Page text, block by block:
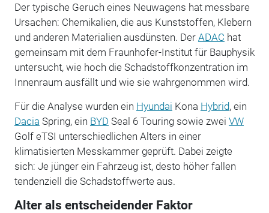
Der typische Geruch eines Neuwagens hat messbare
Ursachen: Chemikalien, die aus Kunststoffen, Klebern
und anderen Materialien ausdünsten. Der ADAC hat
gemeinsam mit dem Fraunhofer-Institut für Bauphysik
untersucht, wie hoch die Schadstoffkonzentration im
Innenraum ausfällt und wie sie wahrgenommen wird.
Für die Analyse wurden ein Hyundai Kona Hybrid, ein
Dacia Spring, ein BYD Seal 6 Touring sowie zwei VW
Golf eTSI unterschiedlichen Alters in einer
klimatisierten Messkammer geprüft. Dabei zeigte
sich: Je jünger ein Fahrzeug ist, desto höher fallen
tendenziell die Schadstoffwerte aus.
Alter als entscheidender Faktor